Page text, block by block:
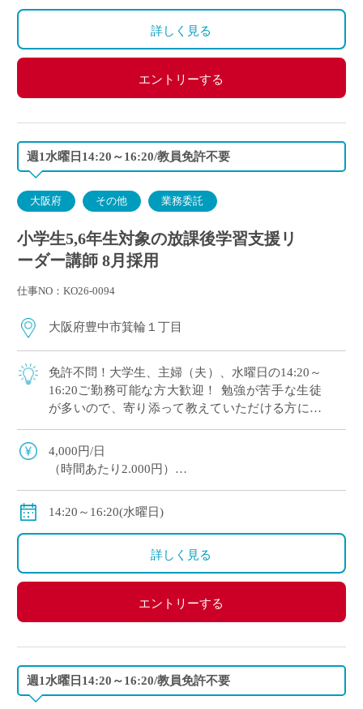
詳しく見る
エントリーする
週1水曜日14:20～16:20/教員免許不要
大阪府 その他 業務委託
小学生5,6年生対象の放課後学習支援リ
ーダー講師 8月採用
仕事NO：KO26-0094
大阪府豊中市箕輪１丁目
免許不問！大学生、主婦（夫）、水曜日の14:20～
16:20ご勤務可能な方大歓迎！ 勉強が苦手な生徒
が多いので、寄り添って教えていただける方にオ
り）※一部マイカー不可の学校あり
4,000円/日
（時間あたり2.000円）
＊業務委託契約の報酬モデルを記載しています。
14:20～16:20(水曜日)
詳しく見る
エントリーする
週1水曜日14:20～16:20/教員免許不要